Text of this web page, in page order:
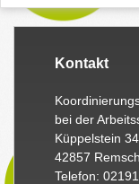
Kontakt
bei der
Küppelstein 34
42857
Telefon: